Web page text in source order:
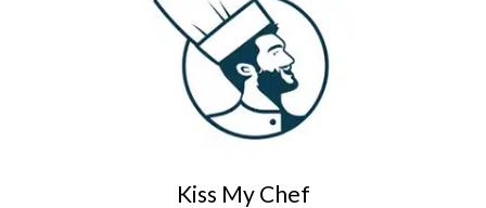
Kiss My Chef